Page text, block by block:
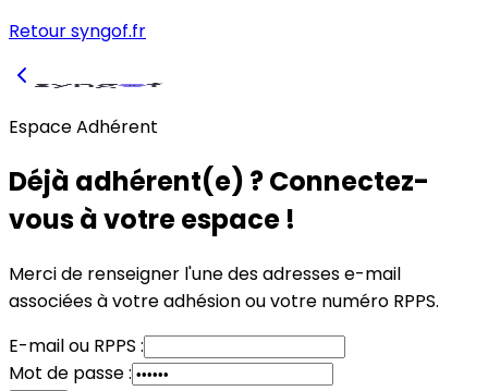
Retour syngof.fr
Espace Adhérent
Déjà adhérent(e) ? Connectez-
vous à votre espace !
Merci de renseigner l'une des adresses e-mail
associées à votre adhésionouvotre numéro RPPS.
E-mailou RPPS :
Mot de passe :